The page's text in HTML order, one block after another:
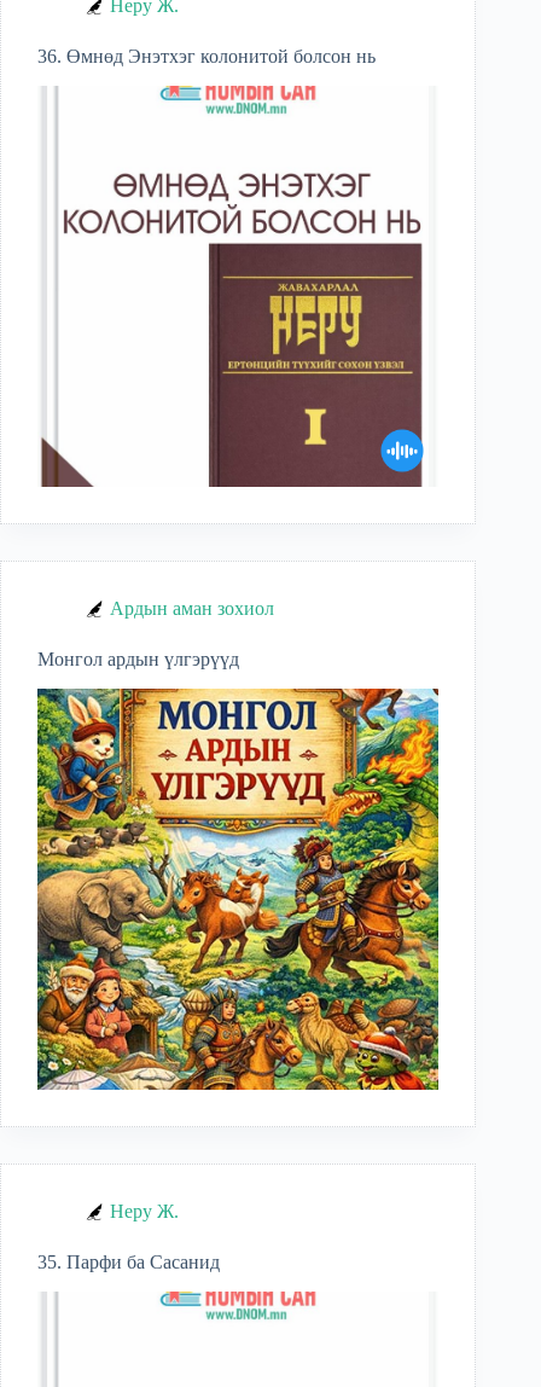
Неру Ж.
36. Өмнөд Энэтхэг колонитой болсон нь
Ардын аман зохиол
Монгол ардын үлгэрүүд
Неру Ж.
35. Парфи ба Сасанид